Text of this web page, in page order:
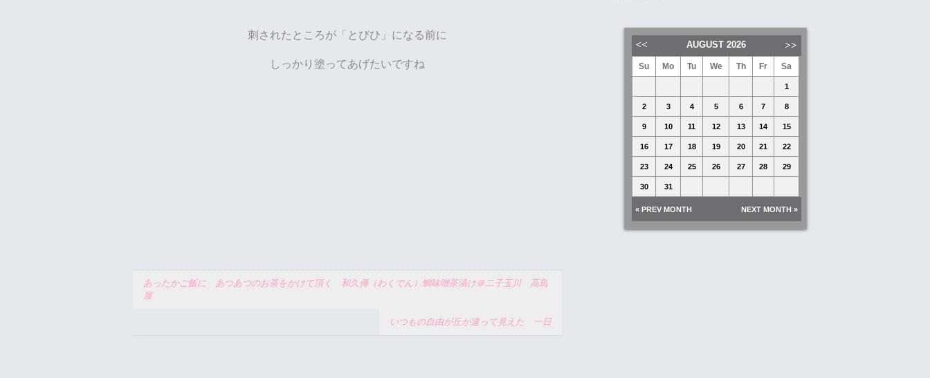
刺されたところが「とびひ」になる前に
しっかり塗ってあげたいですね
あったかご飯に あつあつのお茶をかけて頂く 和久傳（わくでん）鯛味噌茶漬け＠二子玉川 高島
屋
いつもの自由が丘が違って見えた 一日
AUGUST 2026
Su Mo Tu We Th Fr Sa
1
2 3 4 5 6 7 8
9 10 11 12 13 14 15
16 17 18 19 20 21 22
23 24 25 26 27 28 29
30 31
« PREV MONTH NEXT MONTH »